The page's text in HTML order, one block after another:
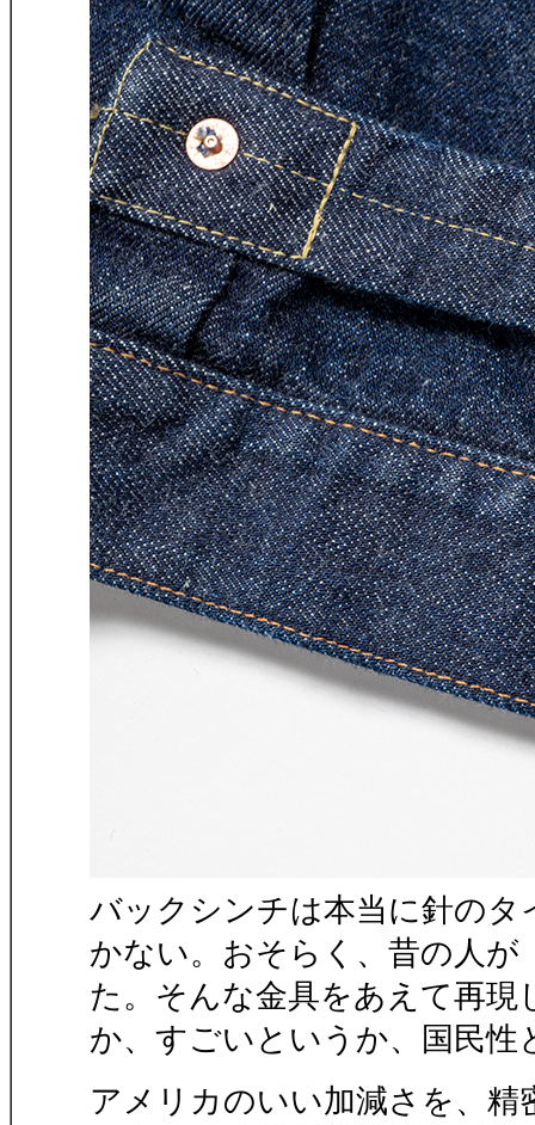
バックシンチは本当に針の
かない。おそらく、昔の人
た。そんな金具をあえて再
か、すごいというか、国民性
アメリカのいい加減さを、